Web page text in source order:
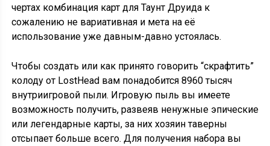
чертах комбинация карт для Таунт Друида к
сожалению не вариативная и мета на её
использование уже давным-давно устоялась.
Чтобы создать или как принято говорить “скрафтить”
колоду от LostHead вам понадобится 8960 тысяч
внутриигровой пыли. Игровую пыль вы имеете
возможность получить, развеяв ненужные эпические
или легендарные карты, за них хозяин таверны
отсыпает больше всего. Для получения набора вы